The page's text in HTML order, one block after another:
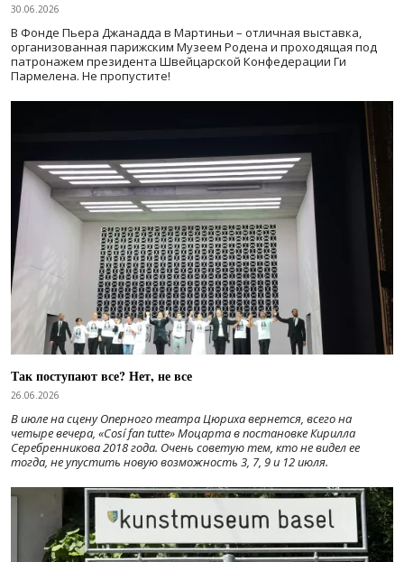
30.06.2026
В Фонде Пьера Джанадда в Мартиньи – отличная выставка,
организованная парижским Музеем Родена и проходящая под
патронажем президента Швейцарской Конфедерации Ги
Пармелена. Не пропустите!
Так поступают все? Нет, не все
26.06.2026
В июле на сцену Оперного театра Цюриха вернется, всего на
четыре вечера, «Cosí fan tutte» Моцарта в постановке Кирилла
Серебренникова 2018 года. Очень советую тем, кто не видел ее
тогда, не упустить новую возможность 3, 7, 9 и 12 июля.